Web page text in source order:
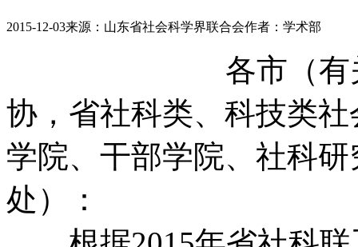
2015-12-03来源： 山东省社会科学界联合会作者： 学术部
各市（有
协，省社科类、科技类
学院、干部学院、社科
处）：